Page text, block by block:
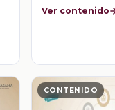
Ver contenido
CONTENIDO